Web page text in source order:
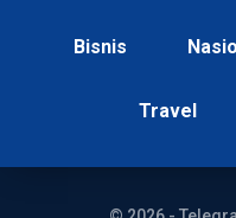
Bisnis
Travel